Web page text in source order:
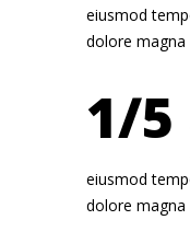
eiusmod
dolore magna
1/5
eiusmod
dolore magna